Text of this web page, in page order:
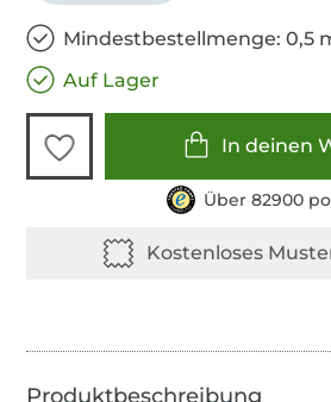
Mindestbestellmenge: 0,5
Auf Lager
In deinen
Über 82900